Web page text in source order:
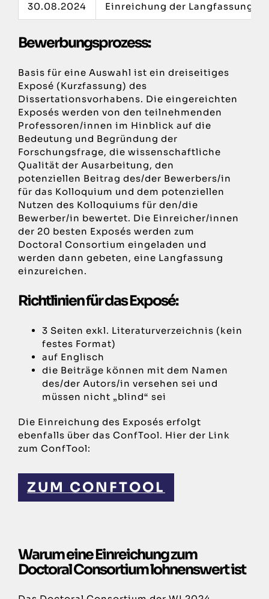
30.08.2024 Einreichung der Langfassung
Bewerbungsprozess:
Basis für eine Auswahl ist ein dreiseitiges
Exposé (Kurzfassung) des
Dissertationsvorhabens. Die eingereichten
Exposés werden von den teilnehmenden
Professoren/innen im Hinblick auf die
Bedeutung und Begründung der
Forschungsfrage, die wissenschaftliche
Qualität der Ausarbeitung, den
potenziellen Beitrag des/der Bewerbers/in
für das Kolloquium und dem potenziellen
Nutzen des Kolloquiums für den/die
Bewerber/in bewertet. Die Einreicher/innen
der 20 besten Exposés werden zum
Doctoral Consortium eingeladen und
werden dann gebeten, eine Langfassung
einzureichen.
Richtlinien für das Exposé:
3 Seiten exkl. Literaturverzeichnis (kein
festes Format)
auf Englisch
die Beiträge können mit dem Namen
des/der Autors/in versehen sei und
müssen nicht „blind“ sei
Die Einreichung des Exposés erfolgt
ebenfalls über das ConfTool. Hier der Link
zum ConfTool:
ZUM CONFTOOL
Warum eine Einreichung zum
Doctoral Consortium lohnenswert ist